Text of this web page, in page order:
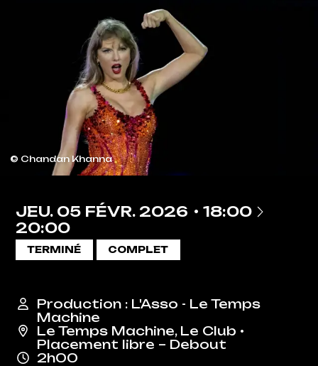
© Chandan Khanna
JEU. 05 FÉVR. 2026 18:00 À
20:00
TERMINÉ COMPLET
Production : L'Asso - Le Temps
Machine
Le Temps Machine, Le Club •
Placement libre – Debout
2h00